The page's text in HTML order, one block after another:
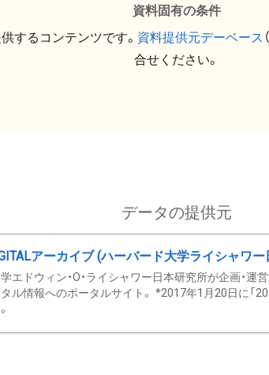
資料固有の条件
するコンテンツです。 資料提供元デーベース
合せください。
データの提供元
アーカイブ (ハーバード大学ライシャワ
エドウィン・O・ライシャワー日本研究所が企画・運
ル情報へのポータルサイト。 *2017年1月20日に「